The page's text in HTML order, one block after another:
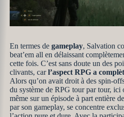
En termes de gameplay, Salvation
beat’em all en délaissant
cette fois. C’est sans doute un des
clivants, carl’aspect RPG a
Alors qu’on avait droit à des spin-
du système de RPG tour par tour, ici
même sur un épisode à part entière
par son gameplay, se concentre